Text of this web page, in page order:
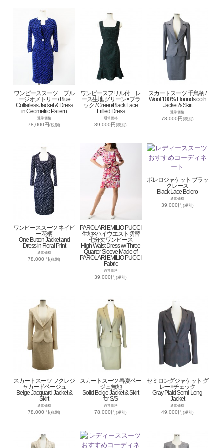
ワンピーススーツ ブル
ージオメトリー / Blue
Collarless Jacket & Dress
in Geometric Pattern
通常価格
78,000円(税別)
ワンピースフリル付 レ
ース生地 グリーン×ブラ
ック / Green/Black Lace
Frilled Dress
通常価格
39,000円(税別)
スカートスーツ 千鳥柄 /
Wool 100% Houndstooth
Jacket & Skirt
通常価格
78,000円(税別)
ワンピーススーツ ネイビ
ー花柄
One Button Jacket and
Dress in Floral Print
通常価格
78,000円(税別)
PAROLARI EMILIO PUCCI
生地×ハイウエスト切替
七分丈ワンピース
High Waist Dress w/ Three
Quarter Sleeve Made of
PAROLARI EMILIO PUCCI
Fabric
通常価格
39,000円(税別)
ボレロジャケット ブラッ
クレース
Black Lace Bolero
通常価格
39,000円(税別)
スカートスーツ フクレジ
ャカードベージュ
Beige Jacquard Jacket &
Skirt
通常価格
78,000円(税別)
スカートスーツ 春夏ベー
ジュ無地
Solid Beige Jacket & Skirt
for S/S
通常価格
78,000円(税別)
セミロングジャケット グ
レー×チェック
Gray Plaid Semi-Long
Jacket
通常価格
49,000円(税別)